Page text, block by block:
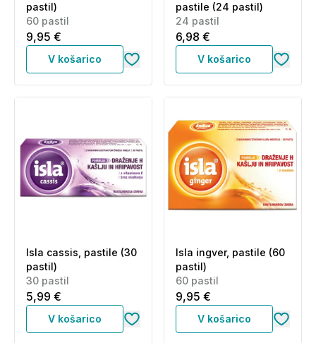
pastil)
60 pastil
9,95 €
V košarico
pastile (24 pastil)
24 pastil
6,98 €
V košarico
Isla cassis, pastile (30
pastil)
30 pastil
5,99 €
V košarico
Isla ingver, pastile (60
pastil)
60 pastil
9,95 €
V košarico